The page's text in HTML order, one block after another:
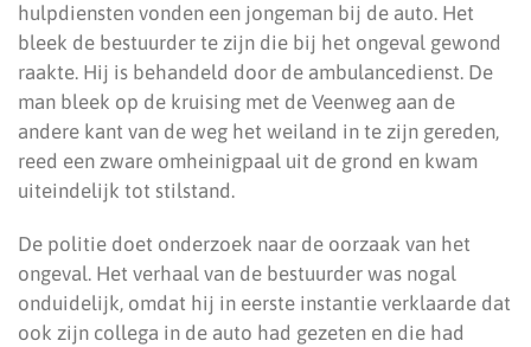
hulpdiensten vonden een jongeman bij de auto. Het
bleek de bestuurder te zijn die bij het ongeval gewond
raakte. Hij is behandeld door de ambulancedienst. De
man bleek op de kruising met de Veenweg aan de
andere kant van de weg het weiland in te zijn gereden,
reed een zware omheinigpaal uit de grond en kwam
uiteindelijk tot stilstand.
De politie doet onderzoek naar de oorzaak van het
ongeval. Het verhaal van de bestuurder was nogal
onduidelijk, omdat hij in eerste instantie verklaarde dat
ook zijn collega in de auto had gezeten en die had